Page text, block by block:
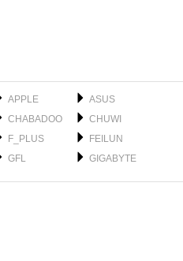
APPLE
ASUS
CHABADOO
CHUWI
F_PLUS
FEILUN
GFL
GIGABYTE